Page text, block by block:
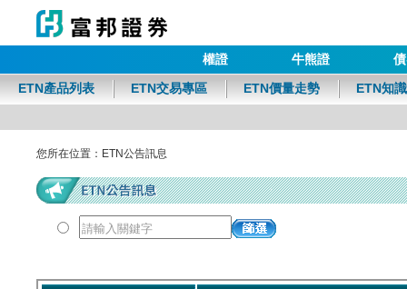
富邦證券 權證 牛熊證
ETN產品列表 ETN交易專區 ETN價量走勢 ETN知
您所在位置：ETN公告訊息
請輸入關鍵字